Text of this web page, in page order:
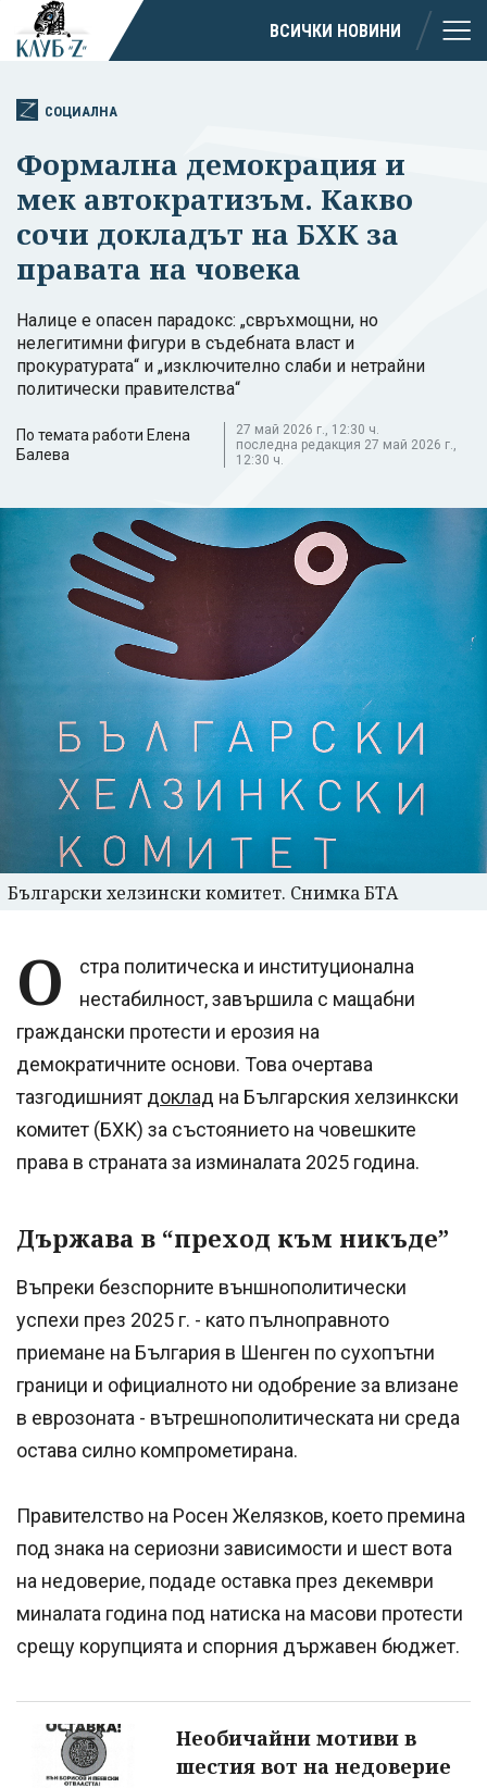
ВСИЧКИ НОВИНИ
СОЦИАЛНА
Формална демокрация и
мек автократизъм. Какво
сочи докладът на БХК за
правата на човека
Налице е опасен парадокс: „свръхмощни, но
нелегитимни фигури в съдебната власт и
прокуратурата“ и „изключително слаби и нетрайни
политически правителства“
По темата работи Елена
Балева
27 май 2026 г., 12:30 ч.
последна редакция 27 май 2026 г.,
12:30 ч.
Български хелзински комитет. Снимка БТА
О
стра политическа и институционална
нестабилност, завършила с мащабни
граждански протести и ерозия на
демократичните основи. Това очертава
тазгодишният доклад на Българския хелзинкски
комитет (БХК) за състоянието на човешките
права в страната за изминалата 2025 година.
Държава в “преход към никъде”
Въпреки безспорните външнополитически
успехи през 2025 г. - като пълноправното
приемане на България в Шенген по сухопътни
граници и официалното ни одобрение за влизане
в еврозоната - вътрешнополитическата ни среда
остава силно компрометирана.
Правителство на Росен Желязков, което премина
под знака на сериозни зависимости и шест вота
на недоверие, подаде оставка през декември
миналата година под натиска на масови протести
срещу корупцията и спорния държавен бюджет.
Необичайни мотиви в
шестия вот на недоверие